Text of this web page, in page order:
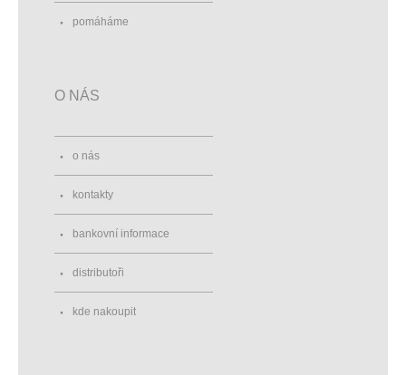
pomáháme
O NÁS
o nás
kontakty
bankovní informace
distributoři
kde nakoupit